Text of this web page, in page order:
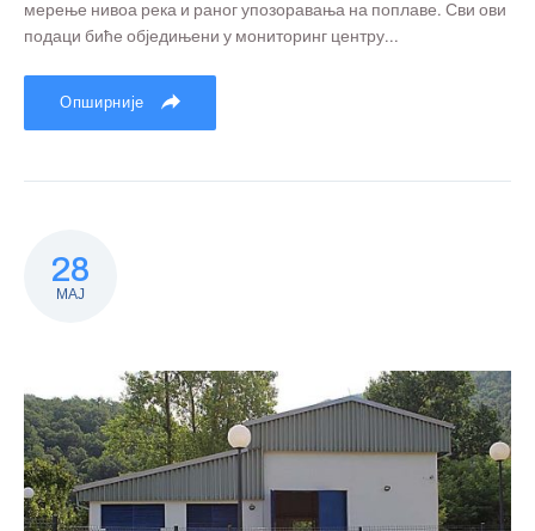
мерење нивоа река и раног упозоравања на поплаве. Сви ови
подаци биће обједињени у мониторинг центру...
Опширније
28
МАЈ